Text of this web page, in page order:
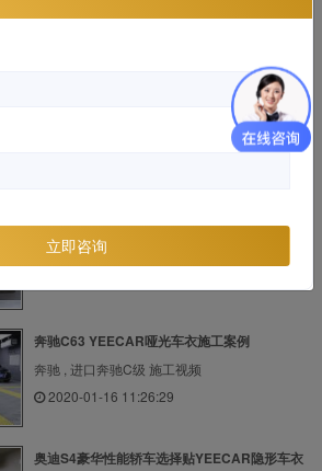
奔驰 , 奔驰G级AMG 施工视频
宝马 , 宝马M4 施工视频, 漆面保护膜
宾利添越施工YEECAR玻璃膜
宾利 , 施工视频
奔驰C63 YEECAR哑光车衣施工案例
奔驰 , 进口奔驰C级 施工视频
2020-01-16 11:26:29
奥迪S4豪华性能轿车选择贴YEECAR隐形车衣
立即咨询